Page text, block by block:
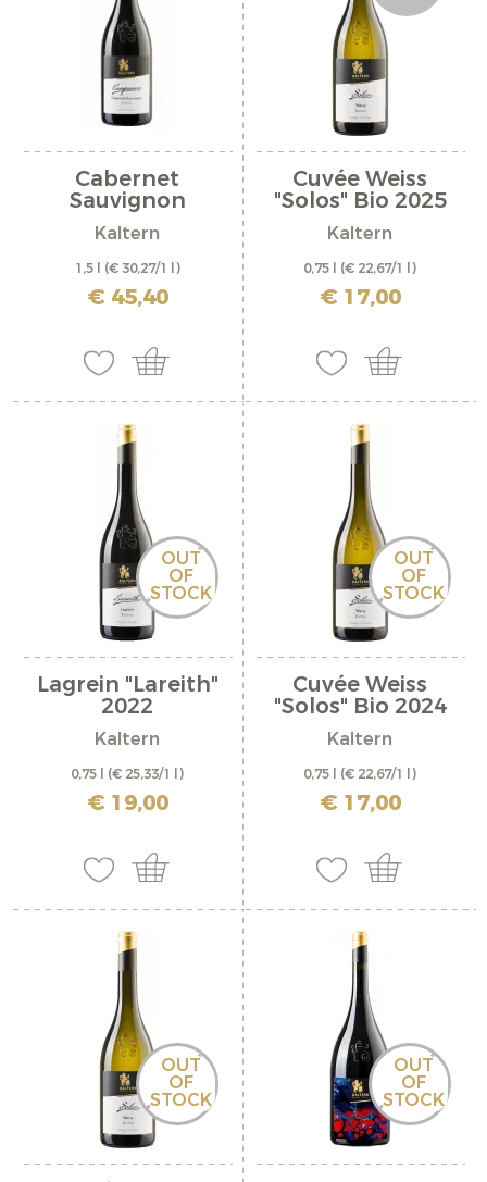
Cabernet
Sauvignon
Riserva...
Kaltern
1,5 l (€ 30,27/1 l)
inkl. MwSt. zzgl. Versandkosten
€ 45,40
Cuvée Weiss
"Solos" Bio 2025
Kaltern
0,75 l (€ 22,67/1 l)
inkl. MwSt. zzgl. Versandkosten
€ 17,00
OUT
OF
STOCK
Lagrein "Lareith"
2022
Kaltern
0,75 l (€ 25,33/1 l)
inkl. MwSt. zzgl. Versandkosten
€ 19,00
OUT
OF
STOCK
Cuvée Weiss
"Solos" Bio 2024
Kaltern
0,75 l (€ 22,67/1 l)
inkl. MwSt. zzgl. Versandkosten
€ 17,00
OUT
OF
STOCK
OUT
OF
STOCK